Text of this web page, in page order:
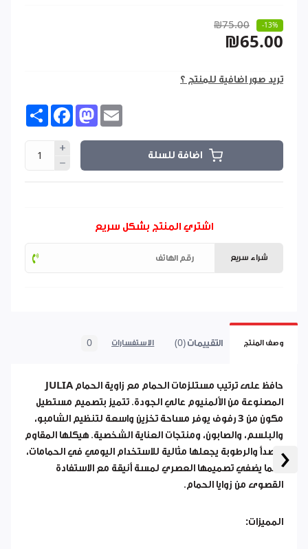
‹
₪75.00 -13%
₪65.00
تريد صور اضافية للمنتج ؟
Share FacebookMastodon
اضافة للسلة
اشتري المنتج بشكل سريع
شراء سريع
وصف المنتج التقييمات (0) الاستفسارات 0
حافظ على ترتيب مستلزمات الحمام مع زاوية الحمام JULIA
المصنوعة من الألمنيوم عالي الجودة. تتميز بتصميم مستطيل
مكون من 3 رفوف
يوفر مساحة تخزين واسعة لتنظيم الشامبو،
والبلسم، والصابون، ومنتجات العناية الشخصية. هيكلها المقاوم
للصدأ والرطوبة يجعلها مثالية للاستخدام اليومي في الحمامات،
بينما يضفي تصميمها العصري لمسة أنيقة مع الاستفادة
القصوى من زوايا الحمام.
المميزات: